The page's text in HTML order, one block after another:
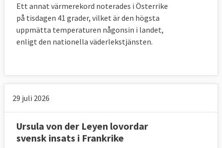
Ett annat värmerekord noterades i Österrike
på tisdagen 41 grader, vilket är den högsta
uppmätta temperaturen någonsin i landet,
enligt den nationella väderlekstjänsten.
29 juli 2026
Ursula von der Leyen lovordar
svensk insats i Frankrike